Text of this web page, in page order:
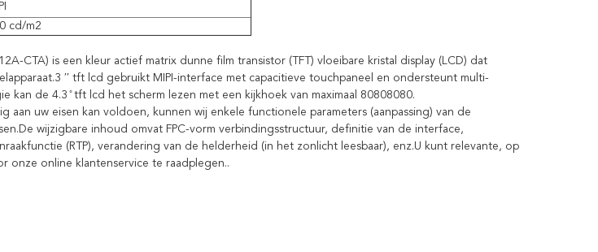
cd/m2
CTA) is een kleur actief matrix dunne film transistor (TFT) vloeibare kristal display (LCD) dat
′′ tft lcd gebruikt MIPI-interface met capacitieve touchpaneel en ondersteunt multi-
kan de 4.3 ̊ tft lcd het scherm lezen met een kijkhoek van maximaal 80808080.
aan uw eisen kan voldoen, kunnen wij enkele functionele parameters (aanpassing) van de
wijzigbare inhoud omvat FPC-vorm verbindingsstructuur, definitie van de interface,
(RTP), verandering van de helderheid (in het zonlicht leesbaar), enz.U kunt relevante, op
onze online klantenservice te raadplegen..